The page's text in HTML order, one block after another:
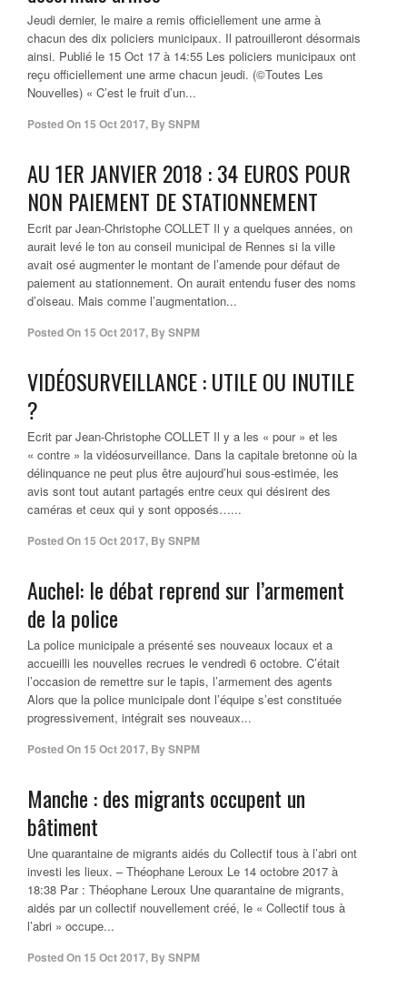
Jeudi dernier, le maire a remis officiellement une arme à
chacun des dix policiers municipaux. Il patrouilleront désormais
ainsi. Publié le 15 Oct 17 à 14:55 Les policiers municipaux ont
reçu officiellement une arme chacun jeudi. (©Toutes Les
Nouvelles) « C’est le fruit d’un...
Posted On 15 Oct 2017, BySNPM
AU 1ER JANVIER 2018 : 34 EUROS POUR
NON PAIEMENT DE STATIONNEMENT
Ecrit par Jean-Christophe COLLET Il y a quelques années, on
aurait levé le ton au conseil municipal de Rennes si la ville
avait osé augmenter le montant de l’amende pour défaut de
paiement au stationnement. On aurait entendu fuser des noms
d’oiseau. Mais comme l’augmentation...
Posted On 15 Oct 2017, BySNPM
VIDÉOSURVEILLANCE : UTILE OU INUTILE
?
Ecrit par Jean-Christophe COLLET Il y a les « pour » et les
« contre » la vidéosurveillance. Dans la capitale bretonne où la
délinquance ne peut plus être aujourd’hui sous-estimée, les
avis sont tout autant partagés entre ceux qui désirent des
caméras et ceux qui y sont opposés…...
Posted On 15 Oct 2017, BySNPM
Auchel: le débat reprend sur l’armement
de la police
La police municipale a présenté ses nouveaux locaux et a
accueilli les nouvelles recrues le vendredi 6 octobre. C’était
l’occasion de remettre sur le tapis, l’armement des agents
Alors que la police municipale dont l’équipe s’est constituée
progressivement, intégrait ses nouveaux...
Posted On 15 Oct 2017, BySNPM
Manche : des migrants occupent un
bâtiment
Une quarantaine de migrants aidés du Collectif tous à l’abri ont
investi les lieux. – Théophane Leroux Le 14 octobre 2017 à
18:38 Par : Théophane Leroux Une quarantaine de migrants,
aidés par un collectif nouvellement créé, le « Collectif tous à
l’abri » occupe...
Posted On 15 Oct 2017, BySNPM